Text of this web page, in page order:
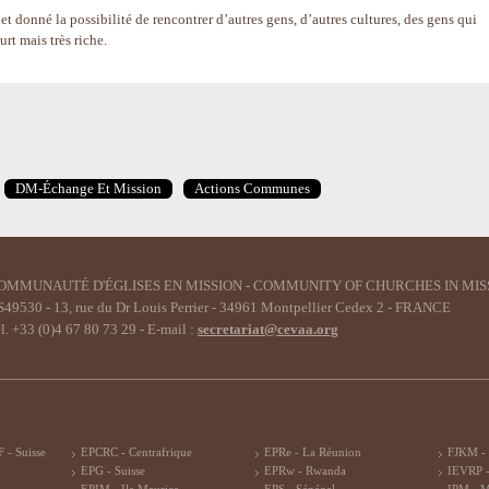
donné la possibilité de rencontrer d’autres gens, d’autres cultures, des gens qui
mais très riche.
DM-Échange Et Mission Actions Communes
D'ÉGLISES EN MISSION - COMMUNITY OF CHURCHES IN
- 13, rue du Dr Louis Perrier - 34961 Montpellier Cedex 2 - FRANCE
+33 (0)4 67 80 73 29 - E-mail : secretariat@cevaa.org
- Suisse
EPCRC - Centrafrique
EPG - Suisse
EPRe - La Réunion
EPRw - Rwanda
FJKM -
IEVRP